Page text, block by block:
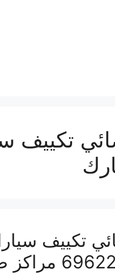
تكييف
تكييف
تكييف سيارات الكويت